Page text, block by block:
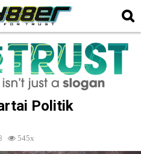
Politik
545x